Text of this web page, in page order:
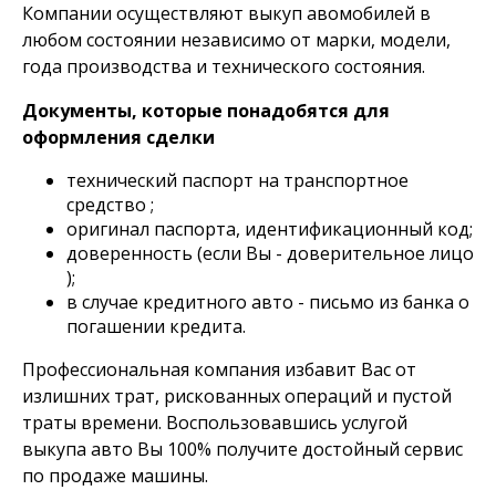
Компании осуществляют выкуп авомобилей в
любом состоянии независимо от марки, модели,
года производства и технического состояния.
Документы, которые понадобятся для
оформления сделки
технический паспорт на транспортное
средство ;
оригинал паспорта, идентификационный код;
доверенность (если Вы - доверительное лицо
);
в случае кредитного авто - письмо из банка о
погашении кредита.
Профессиональная компания избавит Вас от
излишних трат, рискованных операций и пустой
траты времени. Воспользовавшись услугой
выкупа авто Вы 100% получите достойный сервис
по продаже машины.